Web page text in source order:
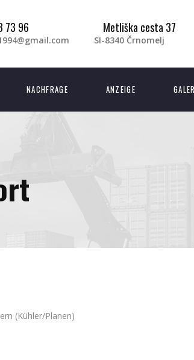
73 96 Metliška cesta 37
SI-8340 Črnomelj
NACHFRAGE ANZEIGE
(Kühler/Planen)